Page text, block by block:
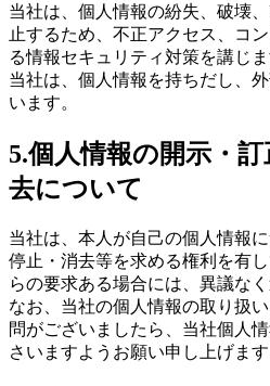
当社は、個人情報の紛失、破壊
止するため、不正アクセス、コ
る情報セキュリティ対策を講じま
当社は、個人情報を持ちだし、
います。
5.個人情報の開示・
去について
当社は、本人が自己の個人情報
停止・消去等を求める権利を有
らの要求ある場合には、異議な
なお、当社の個人情報の取り扱
問がございましたら、当社個人
さいますようお願い申し上げます